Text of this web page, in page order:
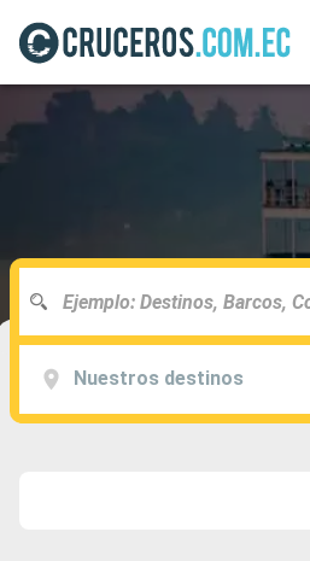
Nuestros destinos